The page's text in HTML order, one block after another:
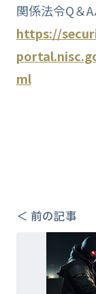
関係法令Q＆
https://
ml
＜ 前の記事